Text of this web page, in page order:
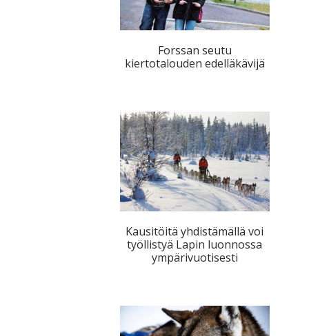
Forssan seutu
kiertotalouden edelläkävijä
Kausitöitä yhdistämällä voi
työllistyä Lapin luonnossa
ympärivuotisesti